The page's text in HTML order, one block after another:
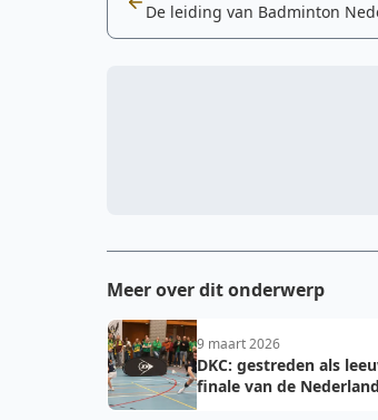
De leiding van Badminton
Meer over dit onderwerp
9 maart 2026
DKC: gestreden als
finale van de